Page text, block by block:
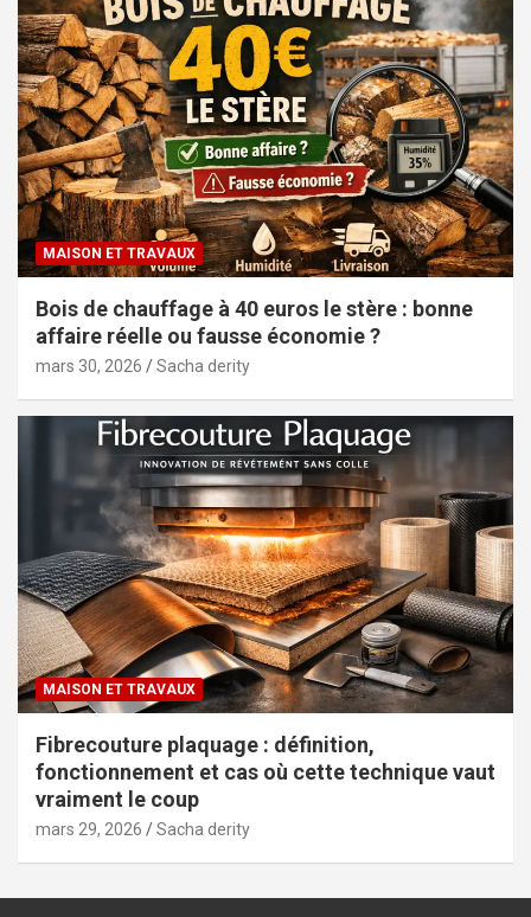
MAISON ET TRAVAUX
Bois de chauffage à 40 euros le stère : bonne
affaire réelle ou fausse économie ?
mars 30, 2026 Sacha derity
MAISON ET TRAVAUX
Fibrecouture plaquage : définition,
fonctionnement et cas où cette technique vaut
vraiment le coup
mars 29, 2026 Sacha derity